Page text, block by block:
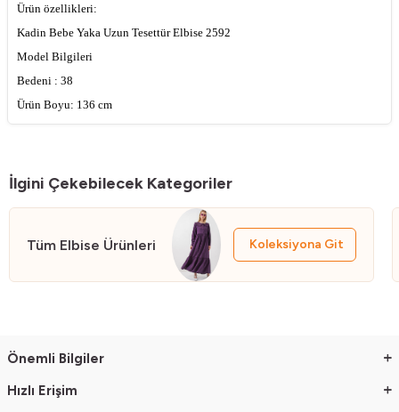
Ürün özellikleri:
Kadin Bebe Yaka Uzun Tesettür Elbise 2592
Model Bilgileri
Bedeni : 38
Ürün Boyu: 136 cm
Kol Boyu: 60 cmÜRÜNÜMÜZ ASTARSIZDIR.Manken Ölçüsü : Boy:176
Yikamada ürünü bozmamak için 30 C'yi asmayiniz
Ürünü yikarken yikama talimatina uygun olarak yikayiniz
Renkli ürünlerde uygun deterjan kullaniniz
İlgini Çekebilecek Kategoriler
Tüm Elbise Ürünleri Koleksiyona Git
Önemli Bilgiler
Hızlı Erişim